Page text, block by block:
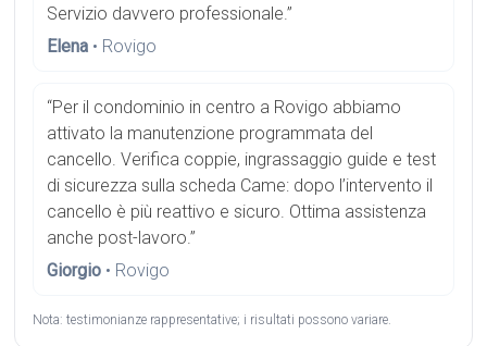
Servizio davvero professionale.”
Elena • Rovigo
“Per il condominio in centro a Rovigo abbiamo
attivato la manutenzione programmata del
cancello. Verifica coppie, ingrassaggio guide e test
di sicurezza sulla scheda Came: dopo l’intervento il
cancello è più reattivo e sicuro. Ottima assistenza
anche post-lavoro.”
Giorgio • Rovigo
Nota: testimonianze rappresentative; i risultati possono variare.